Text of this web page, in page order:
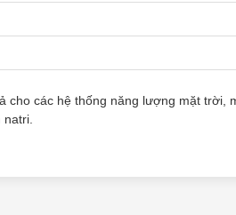
cho các hệ thống năng lượng mặt trời,